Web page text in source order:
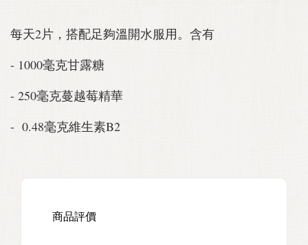
每天2片，搭配足夠溫開水服用。含有
- 1000毫克甘露糖
- 250毫克蔓越莓精華
- 0.48毫克維生素B2
商品評價